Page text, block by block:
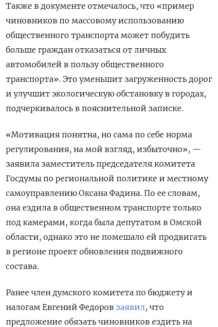
Также в документе отмечалось, что «пример
чиновников по массовому использованию
общественного транспорта может побудить
больше граждан отказаться от личных
автомобилей в пользу общественного
транспорта». Это уменьшит загруженность дорог
и улучшит экологическую обстановку в городах,
подчеркивалось в пояснительной записке.
«Мотивация понятна, но сама по себе норма
регулирования, на мой взгляд, избыточно», —
заявила заместитель председателя комитета
Госдумы по региональной политике и местному
самоуправлению Оксана Фадина. По ее словам,
она ездила в общественном транспорте только
под камерами, когда была депутатом в Омской
области, однако это не помешало ей продвигать
в регионе проект обновления подвижного
состава.
Ранее член думского комитета по бюджету и
налогам Евгений Федоров заявил, что
предложение обязать чиновников ездить на